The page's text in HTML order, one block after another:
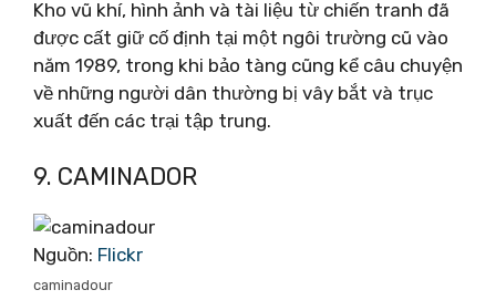
Kho vũ khí, hình ảnh và tài liệu từ chiến tranh đã
được cất giữ cố định tại một ngôi trường cũ vào
năm 1989, trong khi bảo tàng cũng kể câu chuyện
về những người dân thường bị vây bắt và trục
xuất đến các trại tập trung.
9. CAMINADOR
Nguồn: Flickr
caminadour